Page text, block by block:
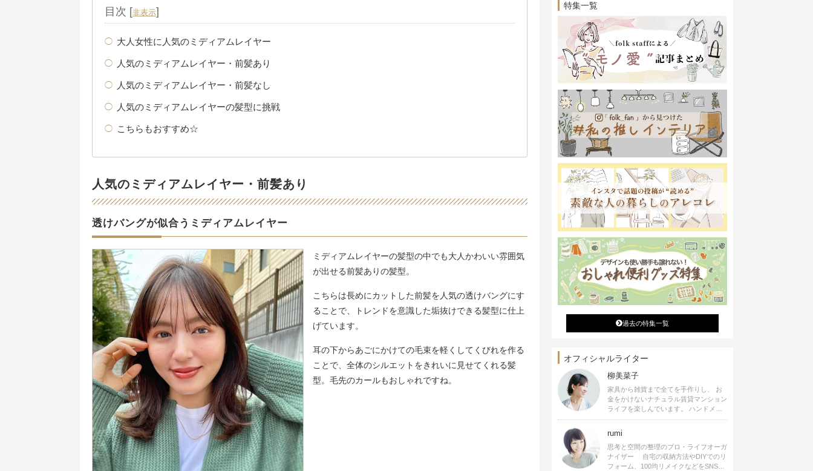
目次 [非表示]
大人女性に人気のミディアムレイヤー
人気のミディアムレイヤー・前髪あり
人気のミディアムレイヤー・前髪なし
人気のミディアムレイヤーの髪型に挑戦
こちらもおすすめ☆
人気のミディアムレイヤー・前髪あり
透けバングが似合うミディアムレイヤー
ミディアムレイヤーの髪型の中でも大人かわいい雰囲気
が出せる前髪ありの髪型。
こちらは長めにカットした前髪を人気の透けバングにす
ることで、トレンドを意識した垢抜けできる髪型に仕上
げています。
耳の下からあごにかけての毛束を軽くしてくびれを作る
ことで、全体のシルエットをきれいに見せてくれる髪
型。毛先のカールもおしゃれですね。
特集一覧
過去の特集一覧
オフィシャルライター
柳美菜子
家具から雑貨まで全てを手作りし、 お
金をかけないナチュラル賃貸マンション
ライフを楽しんでいます。 ハンドメイ
ド雑貨やインテリアに関する著書も出
ます。
rumi
思考と空間の整理のプロ・ライフオーガ
ナイザー 自宅の収納方法やDIYでのリ
フォーム、100均リメイクなどをSNSで